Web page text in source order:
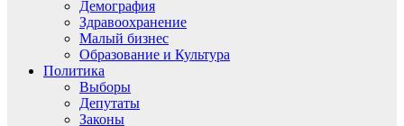
Демография
Здравоохранение
Малый бизнес
Образование и Культура
Политика
Выборы
Депутаты
Законы